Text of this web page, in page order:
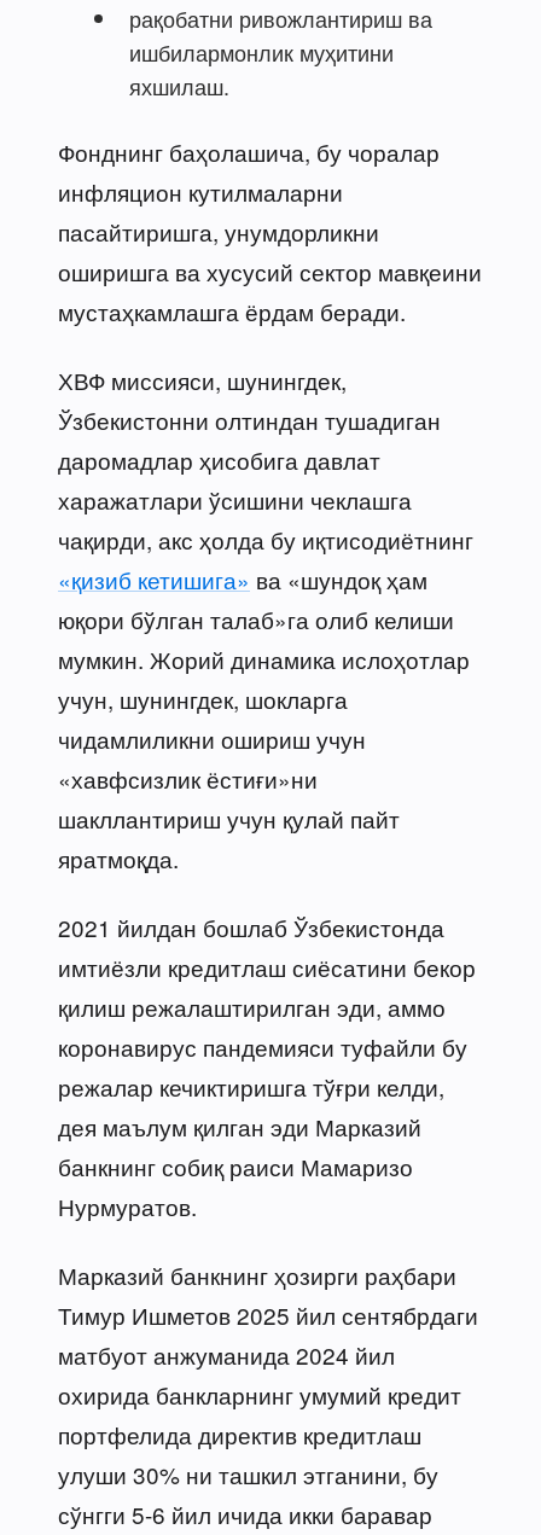
рақобатни ривожлантириш ва
ишбилармонлик муҳитини
яхшилаш.
Фонднинг баҳолашича, бу чоралар
инфляцион кутилмаларни
пасайтиришга, унумдорликни
оширишга ва хусусий сектор мавқеини
мустаҳкамлашга ёрдам беради.
ХВФ миссияси, шунингдек,
Ўзбекистонни олтиндан тушадиган
даромадлар ҳисобига давлат
харажатлари ўсишини чеклашга
чақирди, акс ҳолда бу иқтисодиётнинг
«қизиб кетишига» ва «шундоқ ҳам
юқори бўлган талаб»га олиб келиши
мумкин. Жорий динамика ислоҳотлар
учун, шунингдек, шокларга
чидамлиликни ошириш учун
«хавфсизлик ёстиғи»ни
шакллантириш учун қулай пайт
яратмоқда.
2021 йилдан бошлаб Ўзбекистонда
имтиёзли кредитлаш сиёсатини бекор
қилиш режалаштирилган эди, аммо
коронавирус пандемияси туфайли бу
режалар кечиктиришга тўғри келди,
дея маълум қилган эди Марказий
банкнинг собиқ раиси Мамаризо
Нурмуратов.
Марказий банкнинг ҳозирги раҳбари
Тимур Ишметов 2025 йил сентябрдаги
матбуот анжуманида 2024 йил
охирида банкларнинг умумий кредит
портфелида директив кредитлаш
улуши 30% ни ташкил этганини, бу
сўнгги 5-6 йил ичида икки баравар